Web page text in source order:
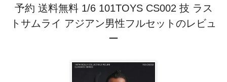
予約 送料無料 1/6 101TOYS CS002 技 ラス
トサムライ アジアン男性フルセットのレビュ
ー